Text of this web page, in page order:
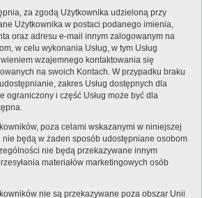
za zgodą Użytkownika udzieloną przy
Użytkownika w postaci podanego imienia,
oraz adresu e-mail innym zalogowanym na
w celu wykonania Usług, w tym Usług
wzajemnego kontaktowania się
na swoich Kontach. W przypadku braku
zakres Usług dostępnych dla
ograniczony i część Usług może być dla
poza celami wskazanymi w niniejszej
nie będą w żaden sposób udostępniane osobom
nie będą przekazywane innym
materiałów marketingowych osób
nie są przekazywane poza obszar Unii